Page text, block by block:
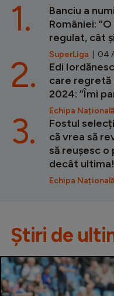
Banciu a
României:
regulat, cât
SuperLiga | 04
1.
Edi
care regretă
2024: ”Îmi
Echipa Națională
2.
Fostul
că vrea să
să reușesc
decât
Echipa Națională
3.
Știri de